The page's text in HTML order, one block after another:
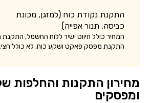
התקנת נקודת כוח (למזגן, מכונת
כביסה, תנור אפייה)
המחיר כולל חיווט ישיר ללוח החשמל,
התקנת מפסק פאקט ושקע כוח, לא כולל
מחירון התקנות והחלפות
ומפסקים